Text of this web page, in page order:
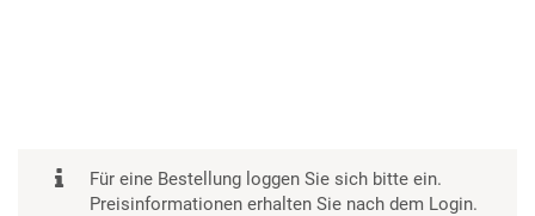
Für eine Bestellung loggen Sie sich bitte ein.
Preisinformationen erhalten Sie nach dem Login.